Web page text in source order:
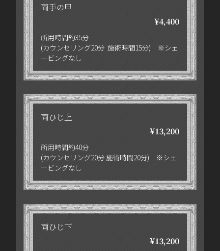
両手の甲
¥4,400
所用時間約35分
(カウンセリング20分 施術時間15分) ※シェ
ービングなし
両ひじ上
¥13,200
所用時間約40分
(カウンセリング20分 施術時間20分) ※シェ
ービングなし
両ひじ下
¥13,200